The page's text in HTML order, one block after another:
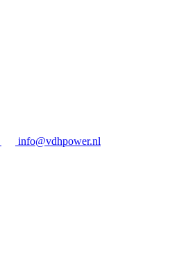
info@vdhpower.nl